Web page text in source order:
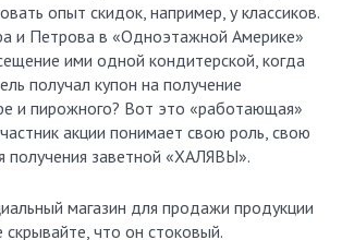
опыт скидок, например, у классиков.
и Петрова в «Одноэтажной Америке»
ими одной кондитерской, когда
получал купон на получение
и пирожного? Вот это «работающая»
акции понимает свою роль, свою
получения заветной «ХАЛЯВЫ».
магазин для продажи продукции
скрывайте, что он стоковый.